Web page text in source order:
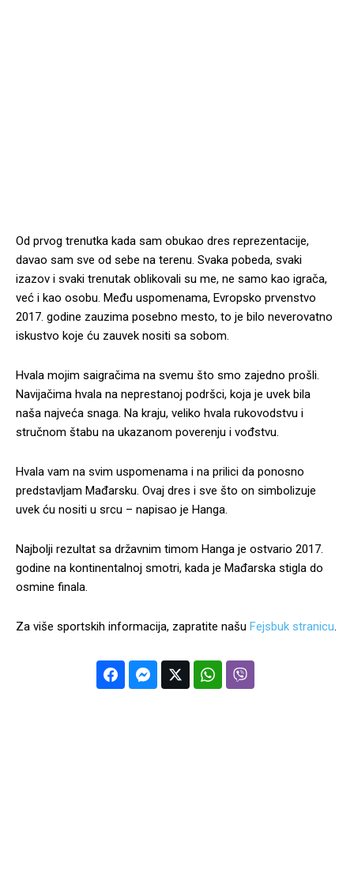
Od prvog trenutka kada sam obukao dres reprezentacije,
davao sam sve od sebe na terenu. Svaka pobeda, svaki
izazov i svaki trenutak oblikovali su me, ne samo kao igrača,
već i kao osobu. Među uspomenama, Evropsko prvenstvo
2017. godine zauzima posebno mesto, to je bilo neverovatno
iskustvo koje ću zauvek nositi sa sobom.
Hvala mojim saigračima na svemu što smo zajedno prošli.
Navijačima hvala na neprestanoj podršci, koja je uvek bila
naša najveća snaga. Na kraju, veliko hvala rukovodstvu i
stručnom štabu na ukazanom poverenju i vođstvu.
Hvala vam na svim uspomenama i na prilici da ponosno
predstavljam Mađarsku. Ovaj dres i sve što on simbolizuje
uvek ću nositi u srcu – napisao je Hanga.
Najbolji rezultat sa državnim timom Hanga je ostvario 2017.
godine na kontinentalnoj smotri, kada je Mađarska stigla do
osmine finala.
Za više sportskih informacija, zapratite našu Fejsbuk stranicu.